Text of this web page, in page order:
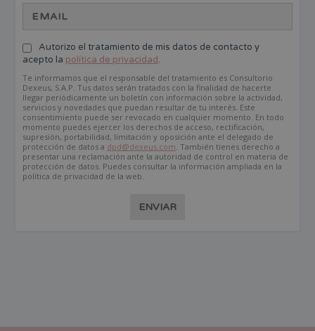
Autorizo el tratamiento de mis datos de contacto y
acepto la política de privacidad.
Te informamos que el responsable del tratamiento es Consultorio
Dexeus, S.A.P. Tus datos serán tratados con la finalidad de hacerte
llegar periódicamente un boletín con información sobre la actividad,
servicios y novedades que puedan resultar de tu interés. Este
consentimiento puede ser revocado en cualquier momento. En todo
momento puedes ejercer los derechos de acceso, rectificación,
supresión, portabilidad, limitación y oposición ante el delegado de
protección de datos a dpd@dexeus.com. También tienes derecho a
presentar una reclamación ante la autoridad de control en materia de
protección de datos. Puedes consultar la información ampliada en la
política de privacidad de la web.
ENVIAR